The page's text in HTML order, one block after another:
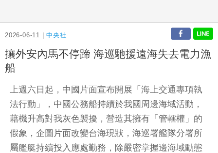
2026-06-11 |中央社
攘外安內馬不停蹄 海巡馳援遠海失去電力漁
船
上週六日起，中國片面宣布開展「海上交通專項執
法行動」，中國公務船持續於我國周邊海域活動，
藉機升高對我灰色襲擾，營造其擁有「管轄權」的
假象，企圖片面改變台海現狀，海巡署艦隊分署所
屬艦艇持續投入應處勤務，除嚴密掌握邊海域動態